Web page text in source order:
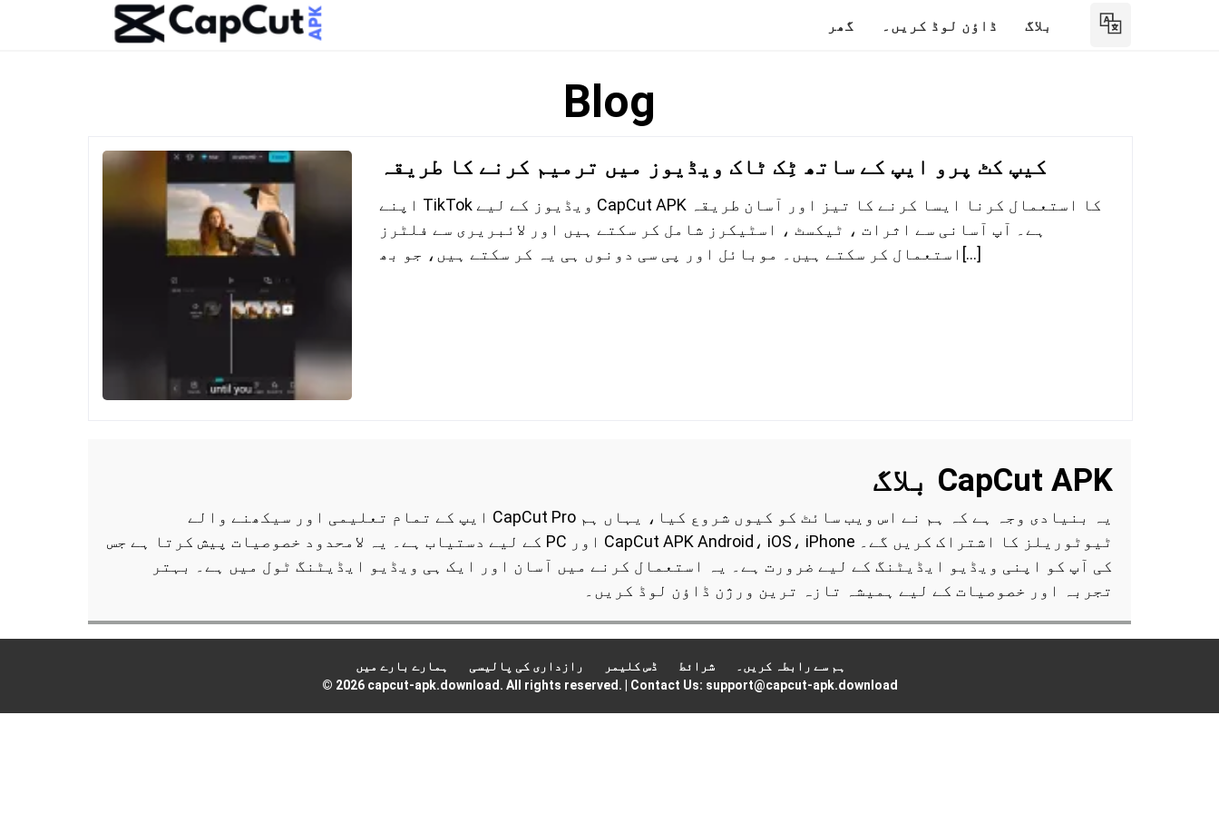
گھر ڈاؤن لوڈ کریں۔ بلاگ
Blog
کیپ کٹ پرو ایپ کے ساتھ ٹِک ٹاک ویڈیوز میں ترمیم کرنے کا طریقہ
اپنے TikTok ویڈیوز کے لیے CapCut APK کا استعمال کرنا ایسا کرنے کا تیز اور آسان طریقہ
ہے۔ آپ آسانی سے اثرات ، ٹیکسٹ ، اسٹیکرز شامل کر سکتے ہیں اور لائبریری سے فلٹرز
استعمال کر سکتے ہیں۔ موبائل اور پی سی دونوں ہی یہ کر سکتے ہیں، جو بھ[...]
CapCut APK بلاگ
یہ بنیادی وجہ ہے کہ ہم نے اس ویب سائٹ کو کیوں شروع کیا، یہاں ہم CapCut Pro ایپ کے تمام تعلیمی اور سیکھنے والے
ٹیوٹوریلز کا اشتراک کریں گے۔ CapCut APK Android، iOS، iPhone اور PC کے لیے دستیاب ہے۔ یہ لامحدود خصوصیات پیش کرتا ہے جس
کی آپ کو اپنی ویڈیو ایڈیٹنگ کے لیے ضرورت ہے۔ یہ استعمال کرنے میں آسان اور ایک ہی ویڈیو ایڈیٹنگ ٹول میں ہے۔ بہتر
تجربہ اور خصوصیات کے لیے ہمیشہ تازہ ترین ورژن ڈاؤن لوڈ کریں۔
ہمارے بارے میں رازداری کی پالیسی ڈس کلیمر شرائط
ہم سے رابطہ کریں۔
© 2026 capcut-apk.download. All rights reserved.
Contact Us: support@capcut-apk.download